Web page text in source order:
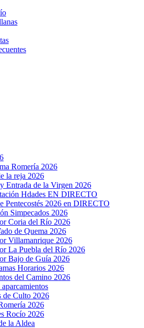
Romería 2026
la reja 2026
Entrada de la Virgen 2026
Hdades EN DIRECTO
Pentecostés 2026 en DIRECTO
Simpecados 2026
Coria del Río 2026
de Quema 2026
Villamanrique 2026
La Puebla del Río 2026
Bajo de Guía 2026
Horarios 2026
del Camino 2026
de Culto 2026
2026
Rocío 2026
la Aldea